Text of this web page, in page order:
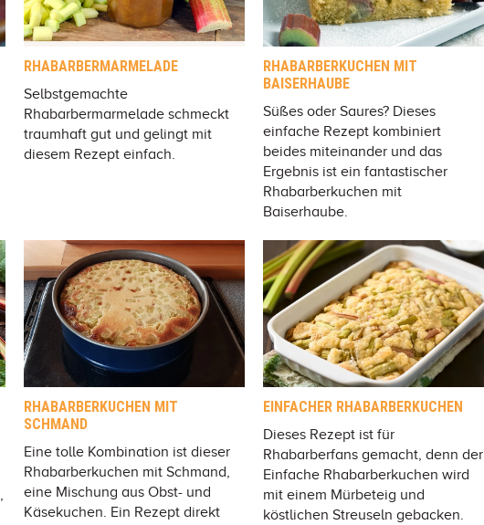
RHABARBERMARMELADE
Selbstgemachte
Rhabarbermarmelade schmeckt
traumhaft gut und gelingt mit
diesem Rezept einfach.
RHABARBERKUCHEN MIT
BAISERHAUBE
Süßes oder Saures? Dieses
einfache Rezept kombiniert
beides miteinander und das
Ergebnis ist ein fantastischer
Rhabarberkuchen mit
Baiserhaube.
RHABARBERKUCHEN MIT
SCHMAND
Eine tolle Kombination ist dieser
Rhabarberkuchen mit Schmand,
eine Mischung aus Obst- und
Käsekuchen. Ein Rezept direkt
EINFACHER RHABARBERKUCHEN
Dieses Rezept ist für
Rhabarberfans gemacht, denn der
Einfache Rhabarberkuchen wird
mit einem Mürbeteig und
köstlichen Streuseln gebacken.